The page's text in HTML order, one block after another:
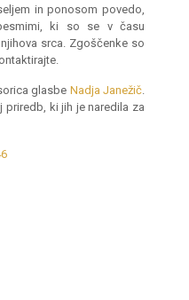
in ponosom povedo,
ki so se v času
srca. Zgoščenke so
glasbe Nadja Janežič.
ki jih je naredila za